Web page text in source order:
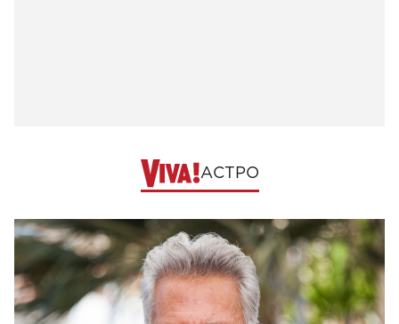
АСТРО